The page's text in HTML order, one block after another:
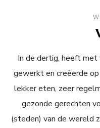
In de dertig, heeft
gewerkt en creëerde
lekker eten, zeer
gezonde gerechten
(steden) van de wereld